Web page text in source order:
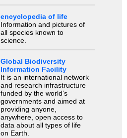
encyclopedia of life
Information and pictures of
all species known to
science.
Global Biodiversity
Information Facility
It is an international network
and research infrastructure
funded by the world’s
governments and aimed at
providing anyone,
anywhere, open access to
data about all types of life
on Earth.